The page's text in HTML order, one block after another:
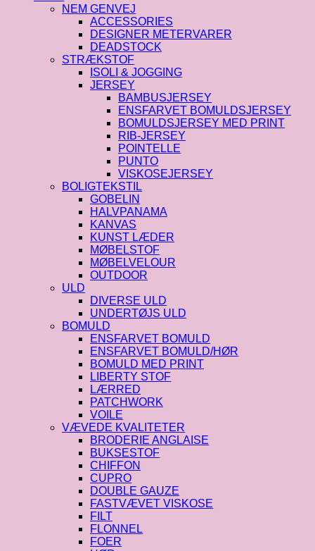
NEM GENVEJ
ACCESSORIES
DESIGNER METERVARER
DEADSTOCK
STRÆKSTOF
ISOLI & JOGGING
JERSEY
BAMBUSJERSEY
ENSFARVET BOMULDSJERSEY
BOMULDSJERSEY MED PRINT
RIB-JERSEY
POINTELLE
PUNTO
VISKOSEJERSEY
BOLIGTEKSTIL
GOBELIN
HALVPANAMA
KANVAS
KUNST LÆDER
MØBELSTOF
MØBELVELOUR
OUTDOOR
ULD
DIVERSE ULD
UNDERTØJS ULD
BOMULD
ENSFARVET BOMULD
ENSFARVET BOMULD/HØR
BOMULD MED PRINT
LIBERTY STOF
LÆRRED
PATCHWORK
VOILE
VÆVEDE KVALITETER
BRODERIE ANGLAISE
BUKSESTOF
CHIFFON
CUPRO
DOUBLE GAUZE
FASTVÆVET VISKOSE
FILT
FLONNEL
FOER